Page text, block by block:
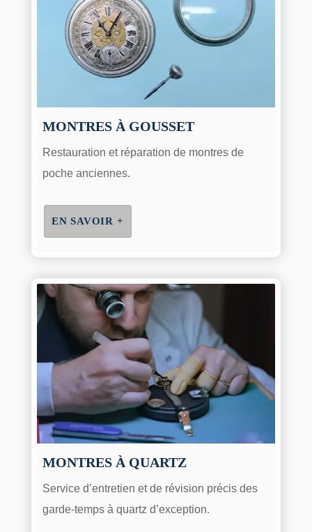
MONTRES À GOUSSET
Restauration et réparation de montres de
poche anciennes.
EN SAVOIR +
MONTRES À QUARTZ
Service d’entretien et de révision précis des
garde-temps à quartz d’exception.